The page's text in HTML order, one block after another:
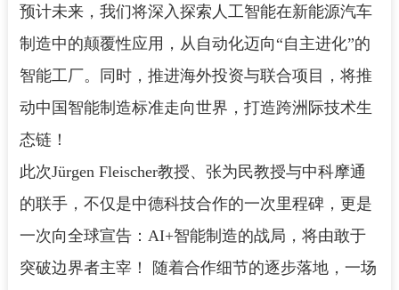
预计未来，我们将深入探索人工智能在新能源汽车
制造中的颠覆性应用，从自动化迈向“自主进化”的
智能工厂。同时，推进海外投资与联合项目，将推
动中国智能制造标准走向世界，打造跨洲际技术生
态链！
此次Jürgen Fleischer教授、张为民教授与中科摩通
的联手，不仅是中德科技合作的一次里程碑，更是
一次向全球宣告：AI+智能制造的战局，将由敢于
突破边界者主宰！ 随着合作细节的逐步落地，一场